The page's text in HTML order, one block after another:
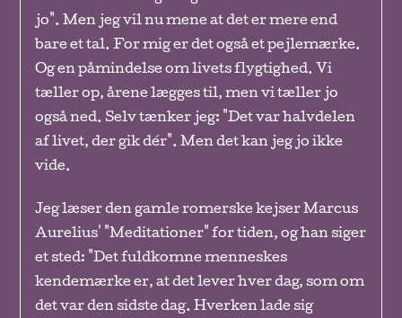
jo". Men jeg vil nu mene at det er mere end
bare et tal. For mig er det også et pejlemærke.
Og en påmindelse om livets flygtighed. Vi
tæller op, årene lægges til, men vi tæller jo
også ned. Selv tænker jeg: "Det var halvdelen
af livet, der gik dér". Men det kan jeg jo ikke
vide.
Jeg læser den gamle romerske kejser Marcus
Aurelius' "Meditationer" for tiden, og han siger
et sted: "Det fuldkomne menneskes
kendemærke er, at det lever hver dag, som om
det var den sidste dag. Hverken lade sig